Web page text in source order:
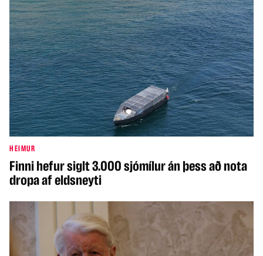
HEIMUR
Finni hefur siglt 3.000 sjómílur án þess að nota
dropa af eldsneyti